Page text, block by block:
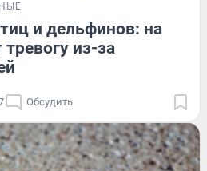
и дельфинов: на
из-за
Обсудить